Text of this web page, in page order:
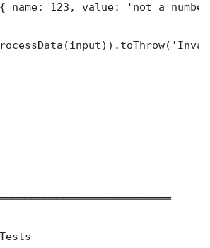
name: 123, value: 'not a